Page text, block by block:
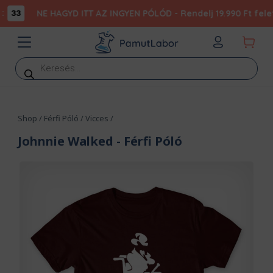
NE HAGYD ITT AZ INGYEN PÓLÓD - Rendelj 19.990 Ft
Products
search
Shop / Férfi Póló /Vicces /
Johnnie Walked - Férfi Póló